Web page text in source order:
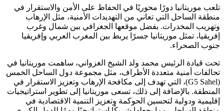
تلعب موريتانيا دورًا محوريًا في الحفاظ على الأمن والاستقرار في
منطقة الساحل التي تعاني من التهديدات الأمنية، مثل الإرهاب
وتهريب المخدرات. بفضل موقعها الجغرافي بين شمال وغرب
إفريقيا، تمثل موريتانيا جسرًا يربط بين المغرب العربي وإفريقيا
جنوب الصحراء.
تحت قيادة الرئيس محمد ولد الشيخ الغزواني، ساهمت موريتانيا في
تحالفات أمنية متعددة الأطراف، مثل مجموعة دول الساحل الخمس
(G5 Sahel)، التي تهدف إلى مكافحة الإرهاب وتعزيز الاستقرار في
المنطقة. بالإضافة إلى ذلك، تسعى موريتانيا إلى تطوير استراتيجيات
إقليمية ودولية لتحسين الحوكمة وتعزيز التنمية الاقتصادية في